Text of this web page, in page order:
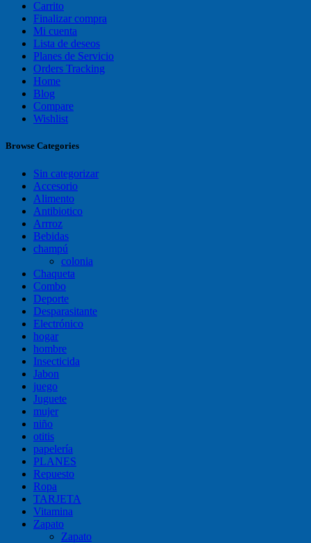
Carrito
Finalizar compra
Mi cuenta
Lista de deseos
Planes de Servicio
Orders Tracking
Home
Blog
Compare
Wishlist
Browse Categories
Sin categorizar
Accesorio
Alimento
Antibiotico
Arrroz
Bebidas
champú
colonia
Chaqueta
Combo
Deporte
Desparasitante
Electrónico
hogar
hombre
Insecticida
Jabon
juego
Juguete
mujer
niño
otitis
papelería
PLANES
Repuesto
Ropa
TARJETA
Vitamina
Zapato
Zapato